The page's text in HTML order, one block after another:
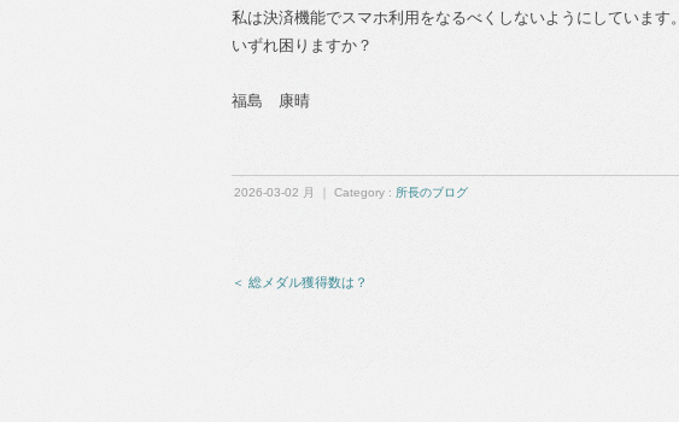
私は決済機能でスマホ利用をなるべくしないようにしています。
いずれ困りますか？
福島 康晴
2026-03-02 月 ｜ Category : 所長のブログ
＜ 総メダル獲得数は？